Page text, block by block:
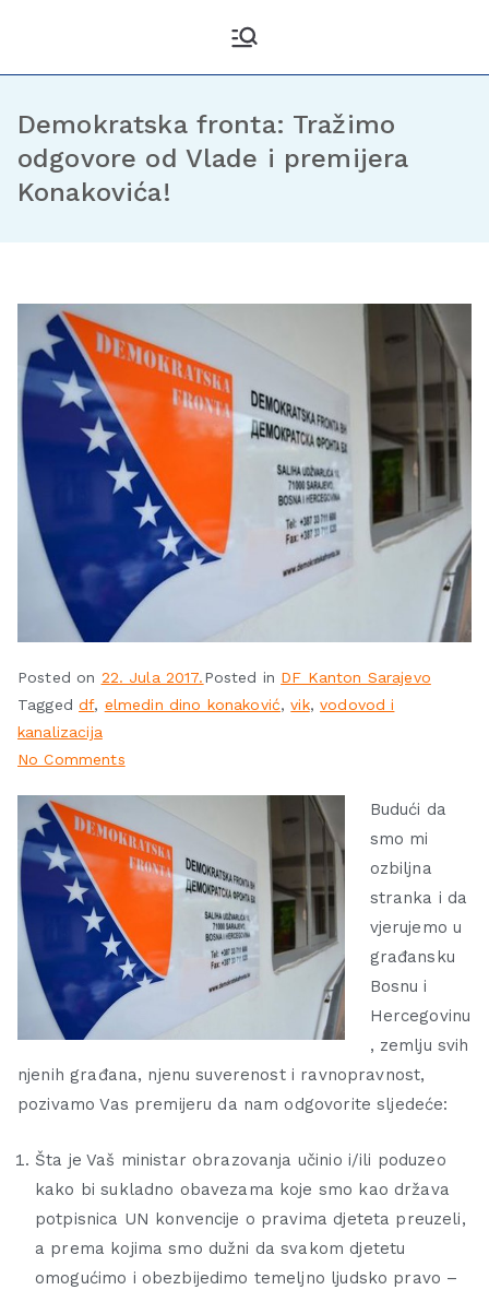
Demokratska fronta: Tražimo
odgovore od Vlade i premijera
Konakovića!
Posted on 22. Jula 2017.Posted in DF Kanton Sarajevo
Taggeddf, elmedin dino konaković,vik,vodovod i
kanalizacija
No Comments
Budući da
smo mi
ozbiljna
stranka i da
vjerujemo u
građansku
Bosnu i
Hercegovinu
, zemlju svih
njenih građana, njenu suverenost i ravnopravnost,
pozivamo Vas premijeru da nam odgovorite sljedeće:
Šta je Vaš ministar obrazovanja učinio i/ili poduzeo
kako bi sukladno obavezama koje smo kao država
potpisnica UN konvencije o pravima djeteta preuzeli,
a prema kojima smo dužni da svakom djetetu
omogućimo i obezbijedimo temeljno ljudsko pravo –